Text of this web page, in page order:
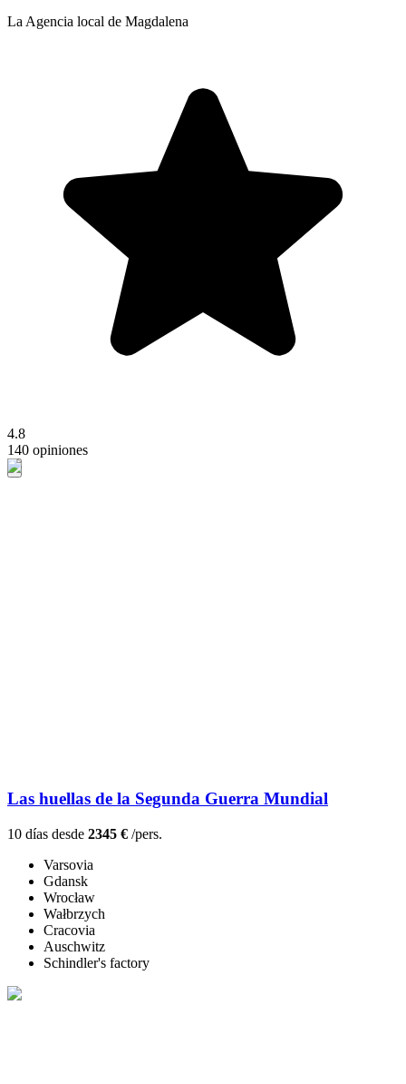
La Agencia local de Magdalena
4.8
140 opiniones
Las huellas de la Segunda Guerra Mundial
10 días desde 2345 € /pers.
Varsovia
Gdansk
Wrocław
Wałbrzych
Cracovia
Auschwitz
Schindler's factory